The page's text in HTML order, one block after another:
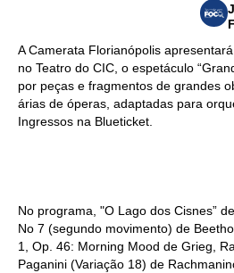
A Camerata Florianópolis
no Teatro do CIC, o espetáculo
por peças e fragmentos de grandes
árias de óperas, adaptadas para
Ingressos na Blueticket.
No programa, "O Lago dos Cisnes”
No 7 (segundo movimento) de
1, Op. 46: Morning Mood de Grieg,
Paganini (Variação 18) de